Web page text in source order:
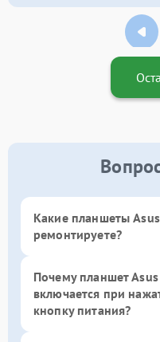
Какие планшеты
ремонтируете?
Почему планшет
включается при
кнопку питания?